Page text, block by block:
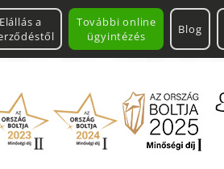
További online
ügyintézés
Elállás a
Blog